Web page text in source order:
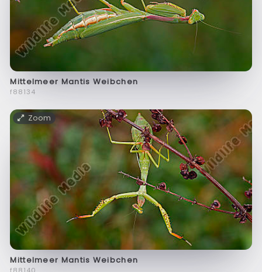
Mittelmeer Mantis Weibchen
f88134
Zoom
Mittelmeer Mantis Weibchen